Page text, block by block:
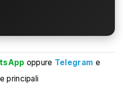
oppure Telegram e
principali